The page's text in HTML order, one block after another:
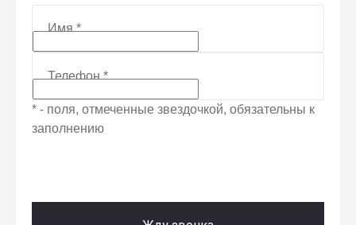
Имя*
Телефон*
* - поля, отмеченные звездочкой, обязательны к
заполнению